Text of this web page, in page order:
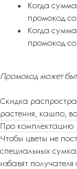
Когда
промокод
Когда
промокод
Промокод может
Скидка
растения, кашпо,
Про комплектацию
Чтобы цветы не
специальных
избавят